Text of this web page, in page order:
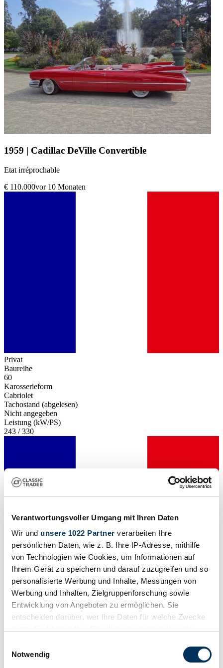
Verantwortungsvoller Umgang mit Ihren Daten
Wir und unsere 1022 Partner verarbeiten Ihre
persönlichen Daten, wie z. B. Ihre IP-Adresse, mithilfe
von Technologien wie Cookies, um Informationen auf
Ihrem Gerät zu speichern und darauf zuzugreifen und so
personalisierte Werbung und Inhalte, Messungen von
Werbung und Inhalten, Zielgruppenforschung sowie
Entwicklung von Angeboten zu ermöglichen. Sie
entscheiden darüber, wer Ihre Daten für welche Zwecke
Trigger Symbol ändern oder widerrufen
Notwendig
1959 | Cadillac DeVille Convertible
Etat irréprochable
€ 110.000vor 10 Monaten
Privat
Baureihe
60
Karosserieform
Cabriolet
Tachostand (abgelesen)
Nicht angegeben
Leistung (kW/PS)
243 / 330
Privat